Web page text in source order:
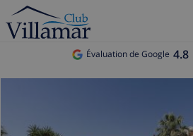
Évaluation de Google 4.8